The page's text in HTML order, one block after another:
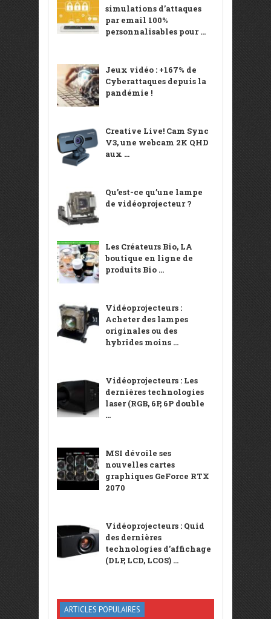
simulations d’attaques
par email 100%
personnalisables pour ...
Jeux vidéo : +167% de
Cyberattaques depuis la
pandémie !
Creative Live! Cam Sync
V3, une webcam 2K QHD
aux ...
Qu’est-ce qu’une lampe
de vidéoprojecteur ?
Les Créateurs Bio, LA
boutique en ligne de
produits Bio ...
Vidéoprojecteurs :
Acheter des lampes
originales ou des
hybrides moins ...
Vidéoprojecteurs : Les
dernières technologies
laser (RGB, 6P, 6P double
...
MSI dévoile ses
nouvelles cartes
graphiques GeForce RTX
2070
Vidéoprojecteurs : Quid
des dernières
technologies d’affichage
(DLP, LCD, LCOS) ...
ARTICLES POPULAIRES